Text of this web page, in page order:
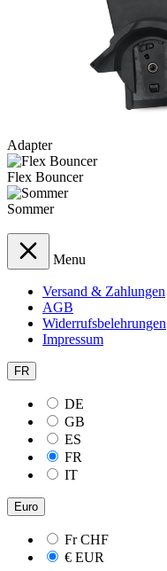
Adapter
Flex Bouncer
Sommer
Menu
Versand & Zahlungen
AGB
Widerrufsbelehrungen
Impressum
FR
DE
GB
ES
FR
IT
Euro
FrCHF
€ EUR